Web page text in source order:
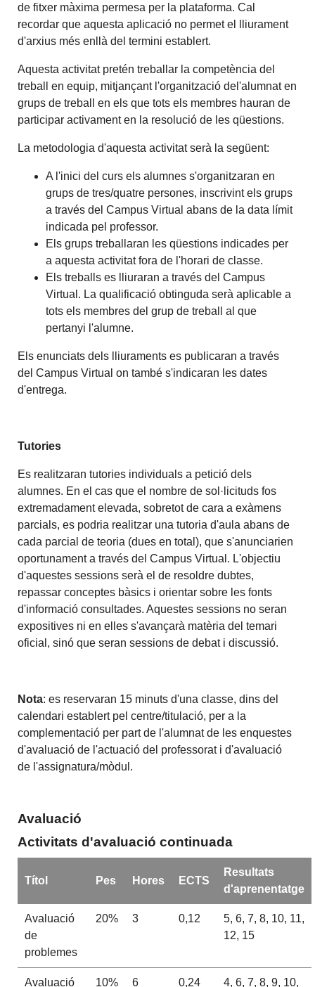
de fitxer màxima permesa per la plataforma. Cal
recordar que aquesta aplicació no permet el lliurament
d'arxius més enllà del termini establert.
Aquesta activitat pretén treballar la competència del
treball en equip, mitjançant l'organització del'alumnat en
grups de treball en els que tots els membres hauran de
participar activament en la resolució de les qüestions.
La metodologia d'aquesta activitat serà la següent:
A l'inici del curs els alumnes s'organitzaran en
grups de tres/quatre persones, inscrivint els grups
a través del Campus Virtual abans de la data límit
indicada pel professor.
Els grups treballaran les qüestions indicades per
a aquesta activitat fora de l'horari de classe.
Els treballs es lliuraran a través del Campus
Virtual. La qualificació obtinguda serà aplicable a
tots els membres del grup de treball al que
pertanyi l'alumne.
Els enunciats dels lliuraments es publicaran a través
del Campus Virtual on també s'indicaran les dates
d'entrega.
Tutories
Es realitzaran tutories individuals a petició dels
alumnes. En el cas que el nombre de sol·licituds fos
extremadament elevada, sobretot de cara a exàmens
parcials, es podria realitzar una tutoria d'aula abans de
cada parcial de teoria (dues en total), que s'anunciarien
oportunament a través del Campus Virtual. L'objectiu
d'aquestes sessions serà el de resoldre dubtes,
repassar conceptes bàsics i orientar sobre les fonts
d'informació consultades. Aquestes sessions no seran
expositives ni en elles s'avançarà matèria del temari
oficial, sinó que seran sessions de debat i discussió.
Nota: es reservaran 15 minuts d'una classe, dins del
calendari establert pel centre/titulació, per a la
complementació per part de l'alumnat de les enquestes
d'avaluació de l'actuació del professorat i d'avaluació
de l'assignatura/mòdul.
Avaluació
Activitats d'avaluació continuada
Títol Pes Hores ECTS
Resultats
d'aprenentatge
Avaluació
de
problemes
20% 3 0,12
5, 6, 7, 8, 10, 11,
12, 15
Avaluació 10% 6 0,24 4, 6, 7, 8, 9, 10,